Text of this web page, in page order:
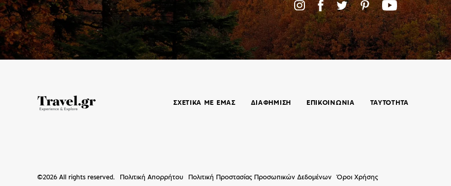
ΣΧΕΤΙΚΑ ΜΕ ΕΜΑΣ ΔΙΑΦΗΜΙΣΗ ΕΠΙΚΟΙΝΩΝΊΑ ΤΑΥΤΟΤΗΤΑ
©2026 All rights reserved. Πολιτική Απορρήτου Πολιτική Προστασίας Προσωπικών Δεδομένων Όροι Χρήσης